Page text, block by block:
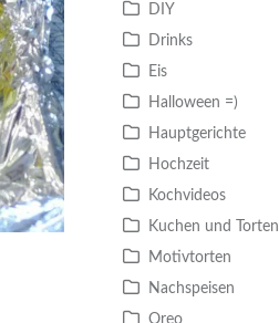
DIY
Drinks
Eis
Halloween =)
Hauptgerichte
Hochzeit
Kochvideos
Kuchen und Torten
Motivtorten
Nachspeisen
Oreo